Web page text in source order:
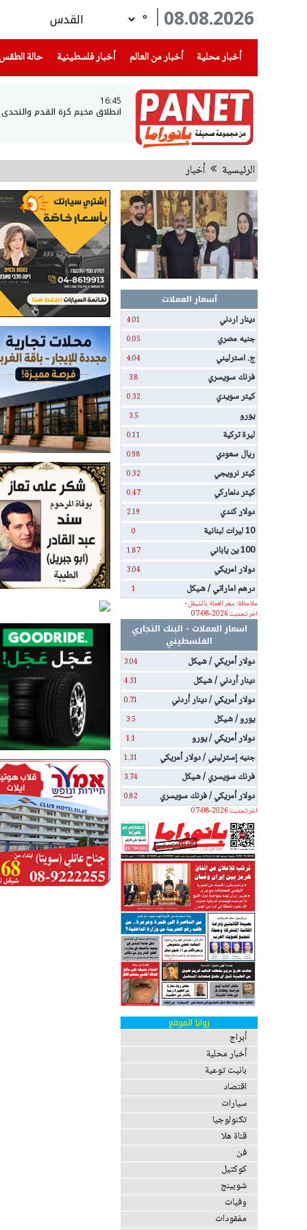
08.08.2026
°
أخبار محلية
(current) أخبار من العالم أخبار فلسطينية(current) حالة الطقس
16:45
انطلاق مخيم كرة القدم
الرئيسية أخبار
أسعار العملات
دينار اردني
4.01
جنيه مصري 0.05
ج. استرليني 4.04
فرنك سويسري 3.8
كيتر سويدي 0.32
يورو 3.5
ليرة تركية 0.11
ريال سعودي 0.98
كيتر نرويجي 0.32
كيتر دنماركي 0.47
دولار كندي 2.19
10 ليرات لبنانية 0
100 ين ياباني 1.87
دولار امريكي 3.04
درهم اماراتي / شيكل
1
ملاحظة: سعر العملة بالشيقل -
اخر تحديث 2026-08-07
اسعار العملات - البنك التجاري
الفلسطيني
دولار أمريكي / شيكل
3.04
دينار أردني / شيكل 4.31
دولار أمريكي / دينار أردني 0.71
يورو / شيكل 3.5
دولار أمريكي / يورو 1.1
جنيه إسترليني / دولار أمريكي 1.31
فرنك سويسري / شيكل 3.74
دولار أمريكي / فرنك سويسري
0.82
اخر تحديث 2026-08-07
زوايا الموقع
أبراج
أخبار محلية
بانيت توعية
اقتصاد
سيارات
تكنولوجيا
قناة هلا
فن
كوكتيل
شوبينج
وفيات
مفقودات